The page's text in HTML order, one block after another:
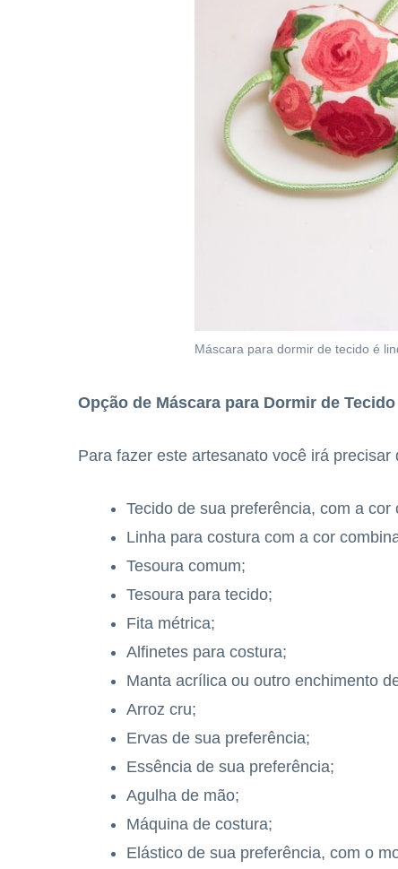
Máscara para dormir de tecido é
Opção de Máscara para Dormir de Tecido
Para fazer este artesanato você irá precisar
Tecido de sua preferência, com a
Linha para costura com a cor
Tesoura comum;
Tesoura para tecido;
Fita métrica;
Alfinetes para costura;
Manta acrílica ou outro enchimento
Arroz cru;
Ervas de sua preferência;
Essência de sua preferência;
Agulha de mão;
Máquina de costura;
Elástico de sua preferência, com o